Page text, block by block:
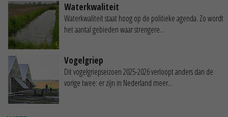
Waterkwaliteit
Waterkwaliteit staat hoog op de politieke agenda. Zo wordt
het aantal gebieden waar strengere...
Vogelgriep
Dit vogelgriepseizoen 2025-2026 verloopt anders dan de
vorige twee: er zijn in Nederland meer...